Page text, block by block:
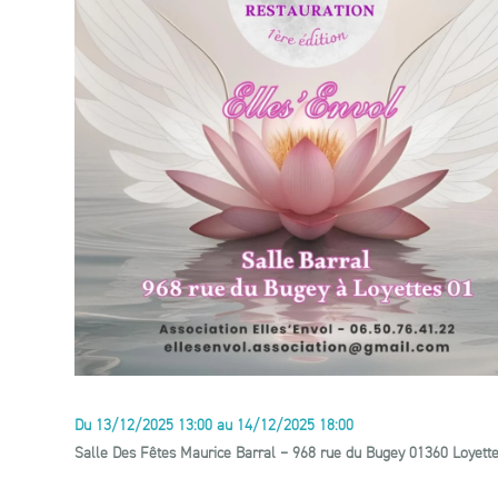
Du 13/12/2025 13:00 au 14/12/2025 18:00
Salle Des Fêtes Maurice Barral – 968 rue du Bugey 01360